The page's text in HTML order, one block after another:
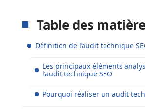
Table des
Définition de l’audit technique
Les principaux éléments
l’audit technique SEO
Pourquoi réaliser un audit